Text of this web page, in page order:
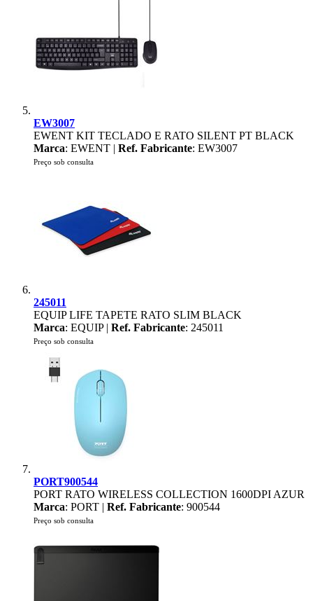
EW3007
EWENT KIT TECLADO E RATO SILENT PT BLACK
Marca: EWENT | Ref. Fabricante: EW3007
Preço sob consulta
245011
EQUIP LIFE TAPETE RATO SLIM BLACK
Marca: EQUIP | Ref. Fabricante: 245011
Preço sob consulta
PORT900544
PORT RATO WIRELESS COLLECTION 1600DPI AZUR
Marca: PORT | Ref. Fabricante: 900544
Preço sob consulta